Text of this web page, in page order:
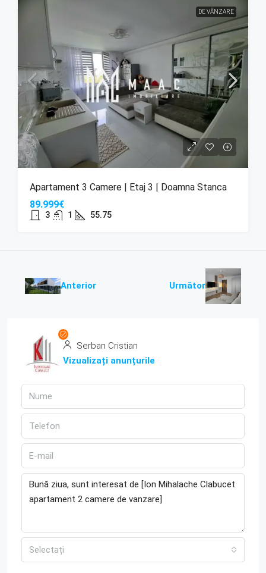
DE VÂNZARE
Apartament 3 Camere | Etaj 3 | Doamna Stanca
89.999€
3 1 55.75
Anterior Următor
Serban Cristian
Vizualizați anunțurile
Selectați